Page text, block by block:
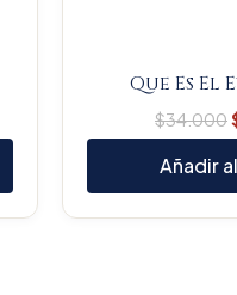
Que Es El
$34.000
Añadir